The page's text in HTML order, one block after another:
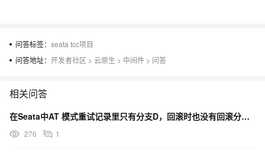
问答标签： seata tcc项目
问答地址： 开发者社区 > 云原生 > 中间件 > 问答
相关问答
在Seata中AT 模式重试记录里只有分支D，回滚时也没有回滚分支C的本地提交，为什么？
276 1